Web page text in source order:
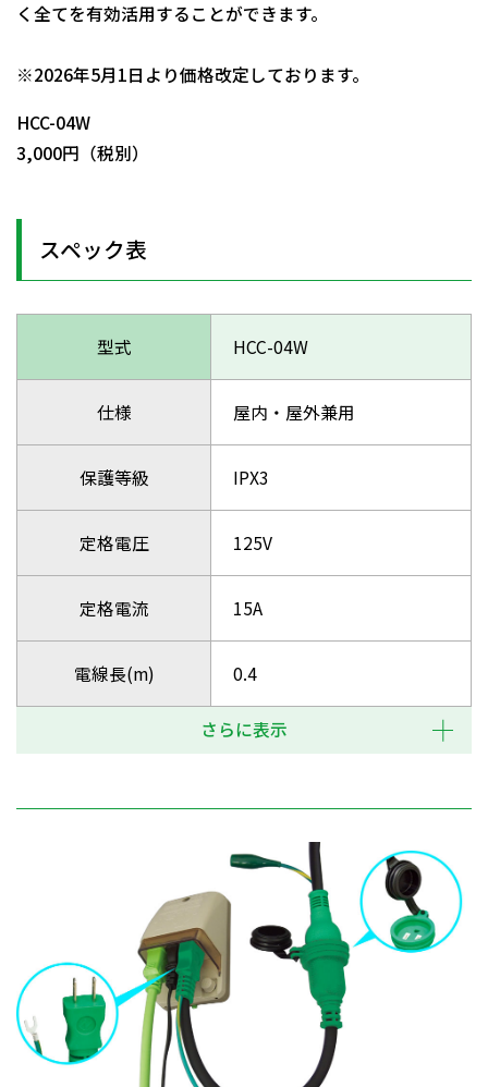
く全てを有効活用することができます。
※2026年5月1日より価格改定しております。
HCC-04W
3,000円（税別）
スペック表
型式 HCC-04W
仕様 屋内・屋外兼用
保護等級 IPX3
定格電圧 125V
定格電流 15A
電線長(m) 0.4
さらに表示